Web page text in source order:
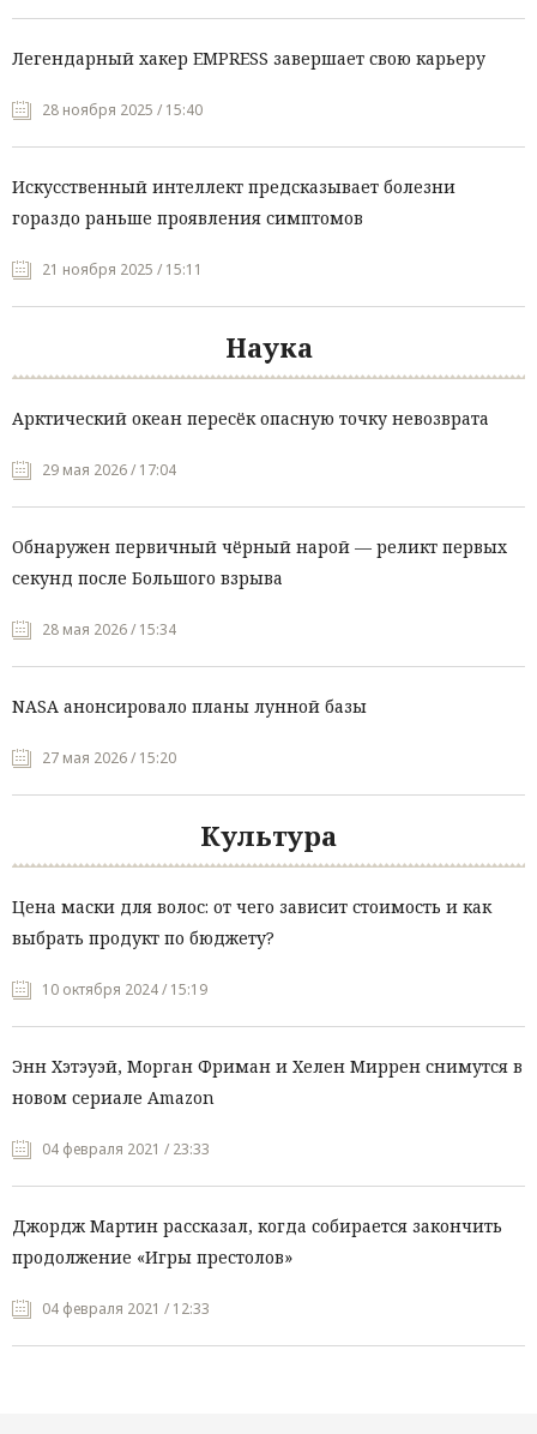
Легендарный хакер EMPRESS завершает свою карьеру
28 ноября 2025 / 15:40
Искусственный интеллект предсказывает болезни
гораздо раньше проявления симптомов
21 ноября 2025 / 15:11
Наука
Арктический океан пересёк опасную точку невозврата
29 мая 2026 / 17:04
Обнаружен первичный чёрный нарой — реликт первых
секунд после Большого взрыва
28 мая 2026 / 15:34
NASA анонсировало планы лунной базы
27 мая 2026 / 15:20
Культура
Цена маски для волос: от чего зависит стоимость и как
выбрать продукт по бюджету?
10 октября 2024 / 15:19
Энн Хэтэуэй, Морган Фриман и Хелен Миррен снимутся в
новом сериале Amazon
04 февраля 2021 / 23:33
Джордж Мартин рассказал, когда собирается закончить
продолжение «Игры престолов»
04 февраля 2021 / 12:33